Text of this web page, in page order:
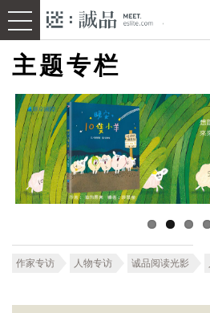
主题专栏
作家专访 人物专访 诚品阅读光影